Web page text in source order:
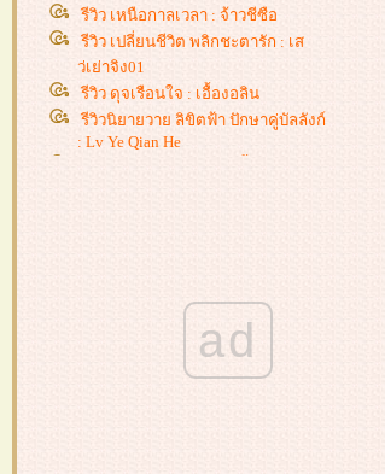
รีวิว เหนือกาลเวลา : จ้าวชีซือ
รีวิว เปลี่ยนชีวิต พลิกชะตารัก : เส
ว่เย่าจิง01
รีวิว ดุจเรือนใจ : เอื้องอลิน
รีวิวนิยายวาย ลิขิตฟ้า ปักษาคู่บัลลังก์
: Lv Ye Qian He
รีวิว ชายาแม่ทัพหยามไม่ได้ : ฉางโก
รีวิว ยอดหญิงเซียนเครื่องหอม : อวี่
ad